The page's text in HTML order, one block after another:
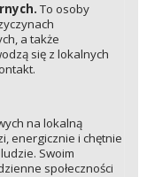
To osoby
a także
się z lokalnych
na lokalną
energicznie i chętnie
Swoim
społeczności